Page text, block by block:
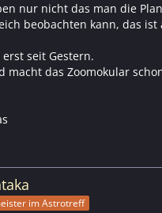
nur nicht das man die
beobachten kann, das ist
seit Gestern.
macht das Zoomokular
im Astrotreff